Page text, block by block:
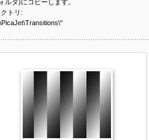
ルダ)にコピーします。
トリ: